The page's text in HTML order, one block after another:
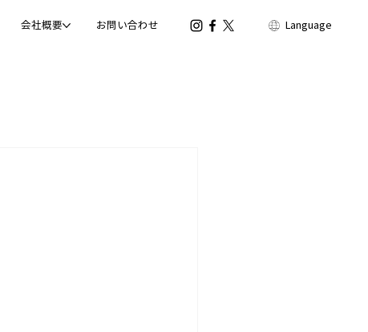
会社概要 お問い合わせ Language